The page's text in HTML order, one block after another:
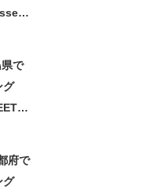
県で
グ
府で
グ